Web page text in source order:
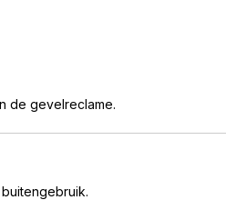
de gevelreclame.